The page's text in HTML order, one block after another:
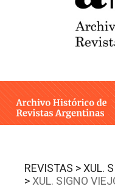
ESTUDIOS CRÍTICOS
INTEGRANTES
CONTACTO
REVISTAS >XUL.
> XUL. SIGNO